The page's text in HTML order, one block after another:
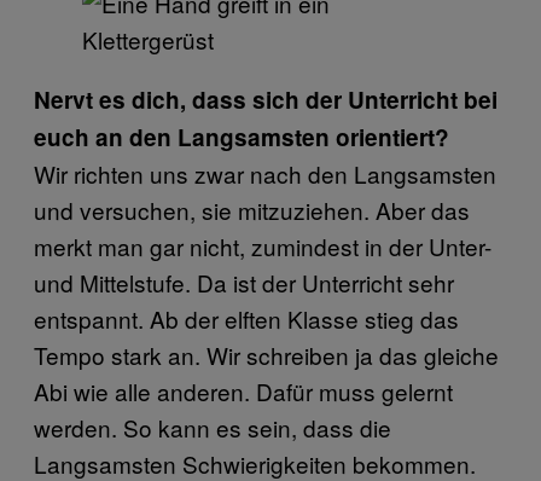
Nervt es dich, dass sich der Unterricht bei
euch an den Langsamsten orientiert?
Wir richten uns zwar nach den Langsamsten
und versuchen, sie mitzuziehen. Aber das
merkt man gar nicht, zumindest in der Unter-
und Mittelstufe. Da ist der Unterricht sehr
entspannt. Ab der elften Klasse stieg das
Tempo stark an. Wir schreiben ja das gleiche
Abi wie alle anderen. Dafür muss gelernt
werden. So kann es sein, dass die
Langsamsten Schwierigkeiten bekommen.